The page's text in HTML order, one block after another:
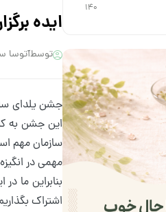
ایده
توسطآتوسا
جشن یلدای
این جشن به
سازمان مهم
مهمی در
بنابراین ما
اشتراک
140